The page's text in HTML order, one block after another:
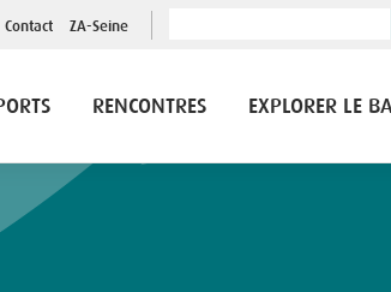
Contact ZA-Seine
RENCONTRES EXPLORER LE